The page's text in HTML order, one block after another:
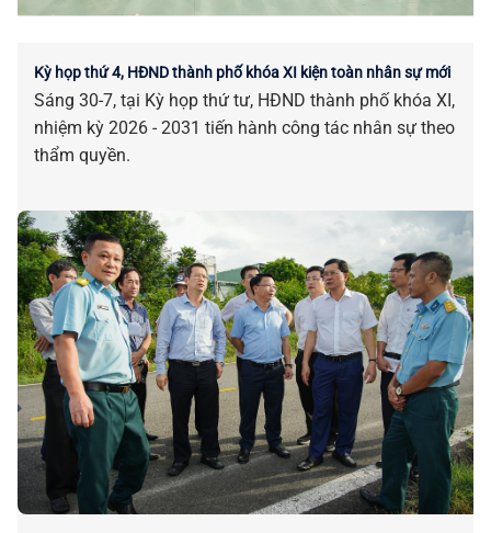
Kỳ họp thứ 4, HĐND thành phố khóa XI kiện toàn nhân sự mới
Sáng 30-7, tại Kỳ họp thứ tư, HĐND thành phố khóa XI,
nhiệm kỳ 2026 - 2031 tiến hành công tác nhân sự theo
thẩm quyền.